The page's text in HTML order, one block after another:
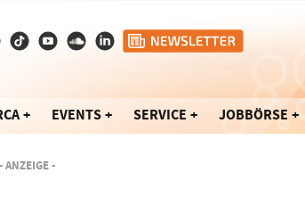
EVENTS SERVICE JOBBÖRSE
- ANZEIGE -